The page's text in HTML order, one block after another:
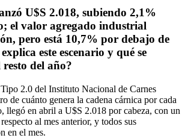
U$S 2.018, subiendo 2,1%
el valor agregado industrial
pero está 10,7% por debajo de
este escenario y qué se
del año?
2.0 del Instituto Nacional de Carnes
de cuánto genera la cadena cárnica por cada
llegó en abril a U$S 2.018 por cabeza, con un
al mes anterior, y todos sus
en el mes.